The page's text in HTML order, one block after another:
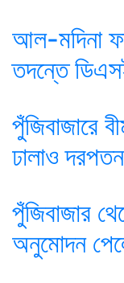
আল-মদিনা
তদন্তে
পুঁজিবাজারে
ঢালাও
পুঁজিবাজার
অনুমোদন